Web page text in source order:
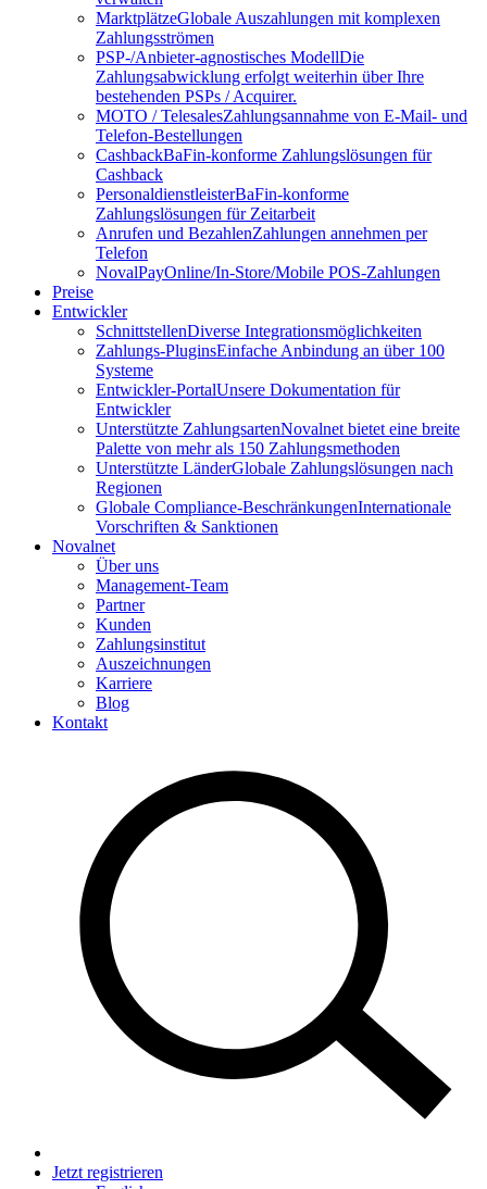
MarktplätzeGlobale Auszahlungen mit komplexen
Zahlungsströmen
PSP-/Anbieter‑agnostisches ModellDie
Zahlungsabwicklung erfolgt weiterhin über Ihre
bestehenden PSPs / Acquirer.
MOTO / TelesalesZahlungsannahme von E-Mail- und
Telefon-Bestellungen
CashbackBaFin-konforme Zahlungslösungen für
Cashback
PersonaldienstleisterBaFin-konforme
Zahlungslösungen für Zeitarbeit
Anrufen und BezahlenZahlungen annehmen per
Telefon
NovalPayOnline/In-Store/Mobile POS-Zahlungen
Preise
Entwickler
SchnittstellenDiverse Integrationsmöglichkeiten
Zahlungs-PluginsEinfache Anbindung an über 100
Systeme
Entwickler-PortalUnsere Dokumentation für
Entwickler
Unterstützte ZahlungsartenNovalnet bietet eine breite
Palette von mehr als 150 Zahlungsmethoden
Unterstützte LänderGlobale Zahlungslösungen nach
Regionen
Globale Compliance-BeschränkungenInternationale
Vorschriften & Sanktionen
Novalnet
Über uns
Management-Team
Partner
Kunden
Zahlungsinstitut
Auszeichnungen
Karriere
Blog
Kontakt
Jetzt registrieren